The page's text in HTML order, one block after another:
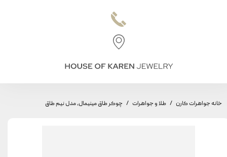
خانه جواهرات کارن طلا و جواهرات چوکر طاق مینیمال، مدل نیم طاق